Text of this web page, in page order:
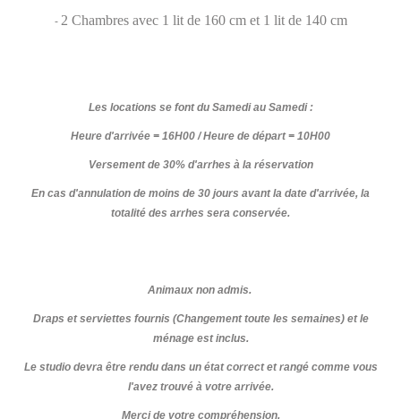
- 2 Chambres avec 1 lit de 160 cm et 1 lit de 140 cm
Les locations se font du Samedi au Samedi :
Heure d'arrivée = 16H00 / Heure de départ = 10H00
Versement de 30% d'arrhes à la réservation
En cas d'annulation de moins de 30 jours avant la date d'arrivée, la
totalité des arrhes sera conservée.
Animaux non admis.
Draps et serviettes fournis (Changement toute les semaines) et le
ménage est inclus.
Le studio devra être rendu dans un état correct et rangé comme vous
l'avez trouvé à votre arrivée.
Merci de votre compréhension.